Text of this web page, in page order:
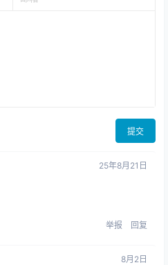
提交
25年8月21日
举报 回复
8月2日